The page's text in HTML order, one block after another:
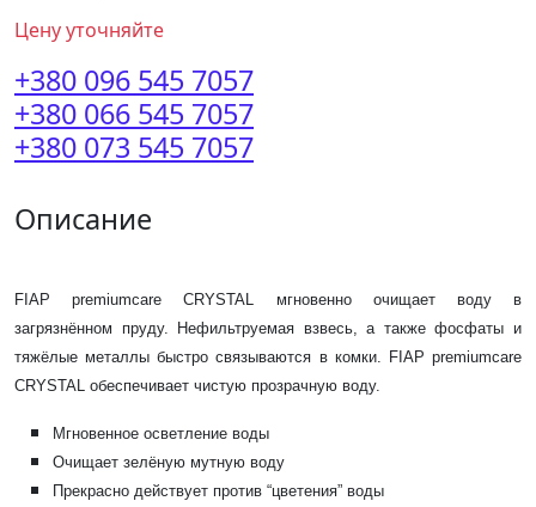
Цену уточняйте
+380 096 545 7057
+380 066 545 7057
+380 073 545 7057
Описание
FIAP premiumcare CRYSTAL мгновенно очищает воду в
загрязнённом пруду. Нефильтруемая взвесь, а также фосфаты и
тяжёлые металлы быстро связываются в комки. FIAP premiumcare
CRYSTAL обеспечивает чистую прозрачную воду.
Мгновенное осветление воды
Очищает зелёную мутную воду
Прекрасно действует против “цветения” воды